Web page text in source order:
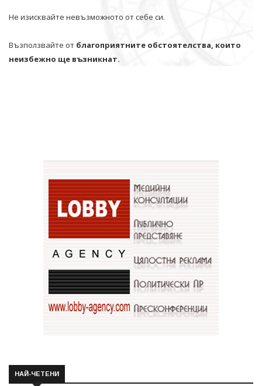
Не изисквайте невъзможното от себе си.
Възползвайте от благоприятните обстоятелства, които
неизбежно ще възникнат.
НАЙ-ЧЕТЕНИ